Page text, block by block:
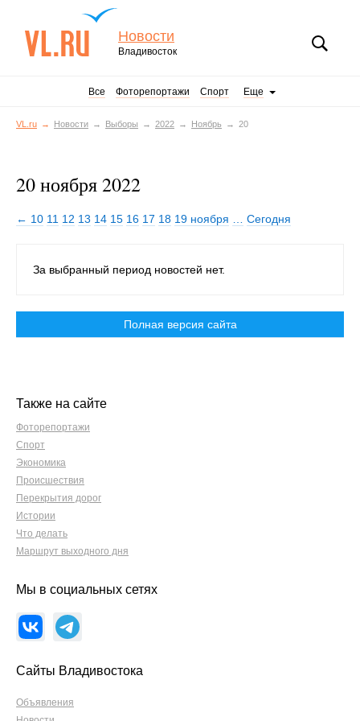
Новости
Владивосток
Все Фоторепортажи Спорт Еще
VL.ru Новости Выборы 2022 Ноябрь 20
20 ноября 2022
← 10 11 12 13 14 15 16 17 18 19 ноября Сегодня
За выбранный период новостей нет.
Полная версия сайта
Также на сайте
Фоторепортажи
Спорт
Экономика
Происшествия
Перекрытия дорог
Истории
Что делать
Маршрут выходного дня
Мы в социальных сетях
Сайты Владивостока
Объявления